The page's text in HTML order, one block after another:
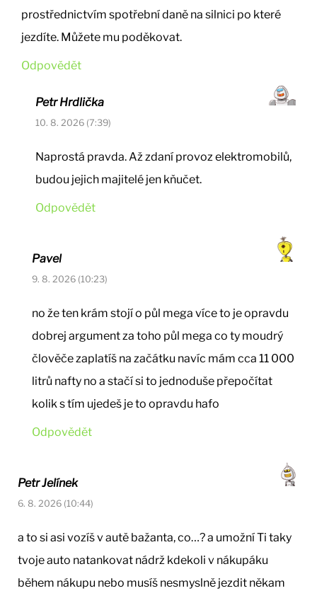
prostřednictvím spotřební daně na silnici po které
jezdíte. Můžete mu poděkovat.
Odpovědět
Petr Hrdlička
10. 8. 2026 (7:39)
Naprostá pravda. Až zdaní provoz elektromobilů,
budou jejich majitelé jen kňučet.
Odpovědět
Pavel
9. 8. 2026 (10:23)
no že ten krám stojí o půl mega více to je opravdu
dobrej argument za toho půl mega co ty moudrý
člověče zaplatíš na začátku navíc mám cca 11 000
litrů nafty no a stačí si to jednoduše přepočítat
kolik s tím ujedeš je to opravdu hafo
Odpovědět
Petr Jelínek
6. 8. 2026 (10:44)
a to si asi vozíš v autě bažanta, co…? a umožní Ti taky
tvoje auto natankovat nádrž kdekoli v nákupáku
během nákupu nebo musíš nesmyslně jezdit někam